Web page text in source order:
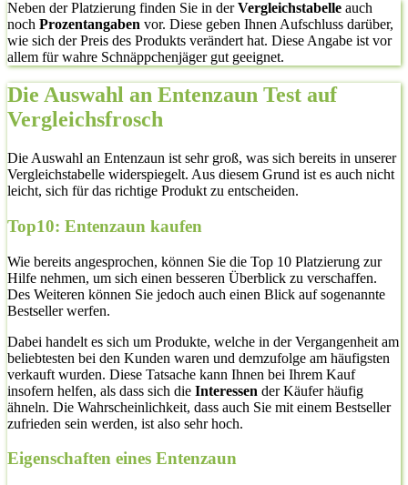
Neben der Platzierung finden Sie in derVergleichstabelle auch
noch Prozentangaben vor. Diese geben Ihnen Aufschluss darüber,
wie sich der Preis des Produkts verändert hat. Diese Angabe ist vor
allem für wahre Schnäppchenjäger gut geeignet.
Die Auswahl an Entenzaun Test auf
Vergleichsfrosch
Die Auswahl an Entenzaun ist sehr groß, was sich bereits in unserer
Vergleichstabelle widerspiegelt. Aus diesem Grund ist es auch nicht
leicht, sich für das richtige Produkt zu entscheiden.
Top10: Entenzaun kaufen
Wie bereits angesprochen, können Sie die Top 10 Platzierung zur
Hilfe nehmen, um sich einen besseren Überblick zu verschaffen.
Des Weiteren können Sie jedoch auch einen Blick auf sogenannte
Bestseller werfen.
Dabei handelt es sich um Produkte, welche in der Vergangenheit am
beliebtesten bei den Kunden waren und demzufolge am häufigsten
verkauft wurden. Diese Tatsache kann Ihnen bei Ihrem Kauf
insofern helfen, als dass sich die Interessen der Käufer häufig
ähneln. Die Wahrscheinlichkeit, dass auch Sie mit einem Bestseller
zufrieden sein werden, ist also sehr hoch.
Eigenschaften eines Entenzaun